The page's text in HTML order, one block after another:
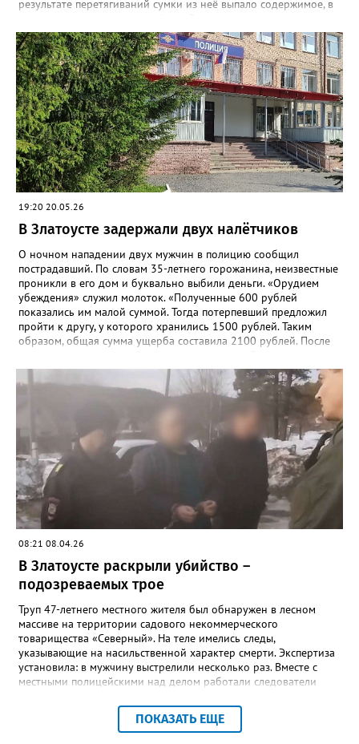
результате перетягиваний сумки из неё выпало содержимое, в
один из них, но грабитель отобрал у неё аппарат, поднял
второй и убежал. Впоследствии от сумки он избавился, а
сотовые присвоил», - рассказали в златоустовском ОМВД.
Подозреваемого сотрудники уголовного розыска задержали
по горячим следам. Ранее судимый, без определённого места
жительства и нигде не работающий 43-летний гражданин
водворён в изолятор временного содержания. Уголовное дело
возбуждено по статье «Грабёж, совершённый с применением
насилия, не опасного для жизни или здоровья».
19:20 20.05.26
В Златоусте задержали двух налётчиков
О ночном нападении двух мужчин в полицию сообщил
пострадавший. По словам 35-летнего горожанина, неизвестные
проникли в его дом и буквально выбили деньги. «Орудием
убеждения» служил молоток. «Полученные 600 рублей
показались им малой суммой. Тогда потерпевший предложил
пройти к другу, у которого хранились 1500 рублей. Таким
образом, общая сумма ущерба составила 2100 рублей. После
рассказали в златоустовском ОМВД. 19 мая сотрудники отдела
уголовного розыска задержали подозреваемых –
неработающих ранее судимых 32-летних мужчин. Уголовное
дело возбуждено по статье «Разбой».
08:21 08.04.26
В Златоусте раскрыли убийство –
подозреваемых трое
Труп 47-летнего местного жителя был обнаружен в лесном
массиве на территории садового некоммерческого
товарищества «Северный». На теле имелись следы,
указывающие на насильственной характер смерти. Экспертиза
установила: в мужчину выстрелили несколько раз. Вместе с
местными полицейскими над делом работали следователи
уголовного розыска регионального полицейского главка.
Причинами убийства, отметили в златоустовском ОВМД, могли
ПОКАЗАТЬ ЕЩЕ